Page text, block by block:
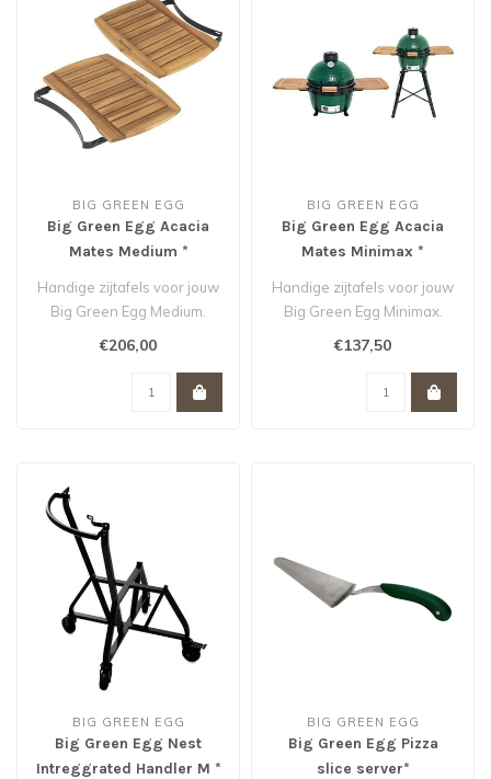
BIG GREEN EGG
Big Green Egg Acacia
Mates Medium *
Handige zijtafels voor jouw
Big Green Egg Medium.
€206,00
BIG GREEN EGG
Big Green Egg Acacia
Mates Minimax *
Handige zijtafels voor jouw
Big Green Egg Minimax.
€137,50
BIG GREEN EGG
Big Green Egg Nest
Intreggrated Handler M *
BIG GREEN EGG
Big Green Egg Pizza
slice server*